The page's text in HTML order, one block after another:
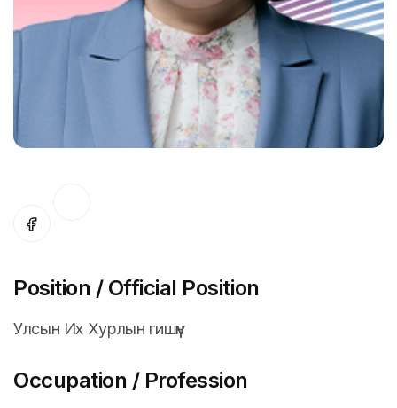
Position / Official Position
Улсын Их Хурлын гишүүн
Occupation / Profession